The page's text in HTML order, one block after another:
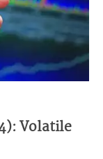
Volatile